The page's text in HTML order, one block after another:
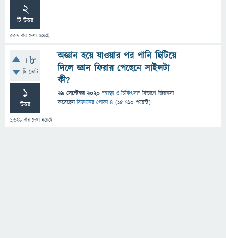
2
টি উত্তর
557 বার দেখা হয়েছে
+8
টি ভোট
1
উত্তর
1,626 বার দেখা হয়েছে
অজ্ঞান হয়ে যাওয়ার পর পানি ছিটিয়ে
দিলে জ্ঞান ফিরার পেছেনে সাইন্সটা
কী?
29 সেপ্টেম্বর 2020 "স্বাস্থ্য ও চিকিৎসা" বিভাগে জিজ্ঞাসা
করেছেনবিজ্ঞানের পোকা ৪ (15,710 পয়েন্ট)